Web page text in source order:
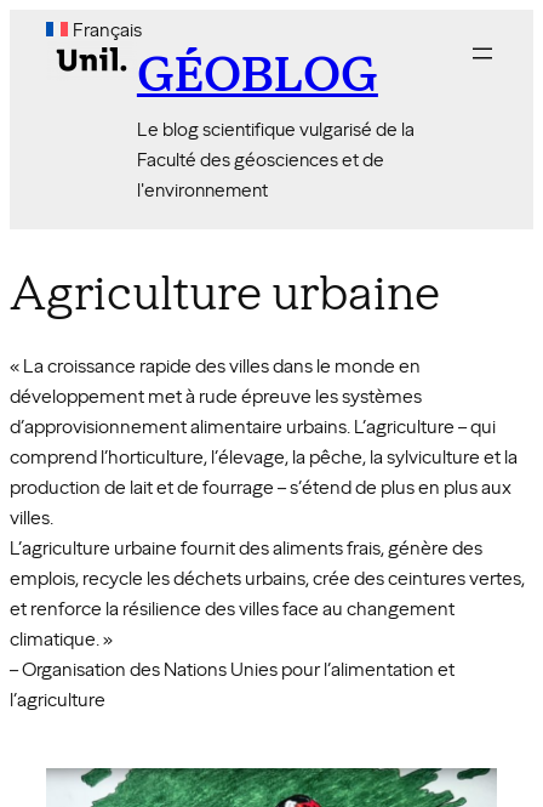
Français
GÉOBLOG
Le blog scientifique vulgarisé de la
Faculté des géosciences et de
l'environnement
Agriculture urbaine
« La croissance rapide des villes dans le monde en
développement met à rude épreuve les systèmes
d’approvisionnement alimentaire urbains. L’agriculture – qui
comprend l’horticulture, l’élevage, la pêche, la sylviculture et la
production de lait et de fourrage – s’étend de plus en plus aux
villes.
L’agriculture urbaine fournit des aliments frais, génère des
emplois, recycle les déchets urbains, crée des ceintures vertes,
et renforce la résilience des villes face au changement
climatique. »
– Organisation des Nations Unies pour l’alimentation et
l’agriculture